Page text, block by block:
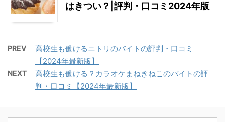
はきつい？|評判・口コミ2024年版
PREV
高校生も働けるニトリのバイトの評判・口コミ
【2024年最新版】
NEXT
高校生も働ける？カラオケまねきねこのバイトの評
判・口コミ【2024年最新版】